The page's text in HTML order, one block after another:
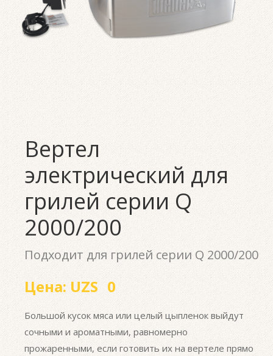
Вертел
электрический для
грилей серии Q
2000/200
Подходит для грилей серии Q 2000/200
Цена: UZS 0
Большой кусок мяса или целый цыпленок выйдут
сочными и ароматными, равномерно
прожаренными, если готовить их на вертеле прямо